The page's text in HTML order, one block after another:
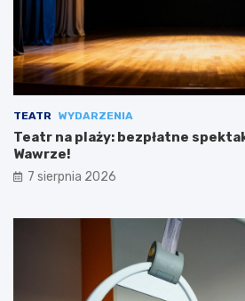
TEATR WYDARZENIA
Teatr na plaży: bezpłatne
Wawrze!
7 sierpnia 2026